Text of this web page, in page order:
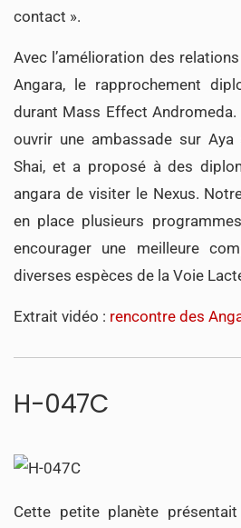
contact ».
Avec l’amélioration des
Angara, le rapprochement
durant Mass Effect Andromeda.
ouvrir une ambassade sur Aya
Shai, et a proposé à des
angara de visiter le Nexus.
en place plusieurs
encourager une meilleure
diverses espèces de la Voie
Extrait vidéo : rencontre des
H-047C
Cette petite planète